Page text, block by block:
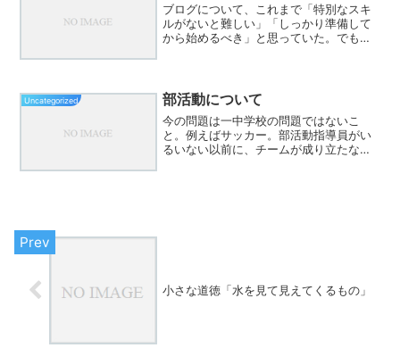
ブログについて、これまで「特別なスキ
ルがないと難しい」「しっかり準備して
から始めるべき」と思っていた。でも、
いい。続けるうちに経験が...
Uncategorized 部活動について
今の問題は一中学校の問題ではないこ
と。例えばサッカー。部活動指導員がい
るいない以前に、チームが成り立たない
小さな道徳「水を見て見えてくるもの」